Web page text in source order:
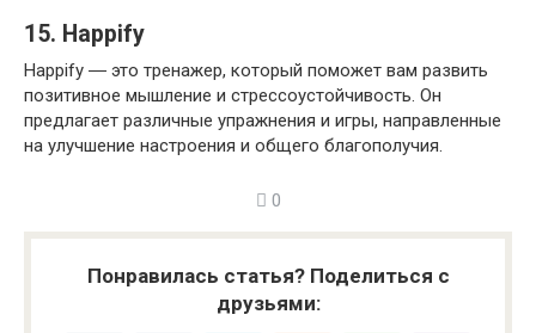
15.​ Happify
Happify ― это тренажер, который поможет вам развить
позитивное мышление и стрессоустойчивость.​ Он
предлагает различные упражнения и игры, направленные
на улучшение настроения и общего благополучия.
0
Понравилась статья? Поделиться с
друзьями: